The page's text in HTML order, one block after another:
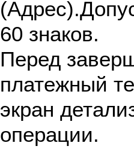
60 знаков.
Перед
платежный
экран
операции.